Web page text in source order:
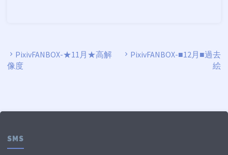
PixivFANBOX-★11月★高解
像度
PixivFANBOX-■12月■過去
絵
SMS